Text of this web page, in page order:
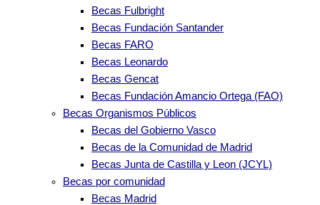
Becas Fulbright
Becas Fundación Santander
Becas FARO
Becas Leonardo
Becas Gencat
Becas Fundación Amancio Ortega (FAO)
Becas Organismos Públicos
Becas del Gobierno Vasco
Becas de la Comunidad de Madrid
Becas Junta de Castilla y Leon (JCYL)
Becas por comunidad
Becas Madrid